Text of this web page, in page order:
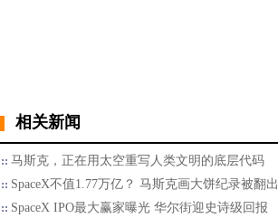
相关新闻
马斯克，正在用太空重写人类文明的底层代码
SpaceX不值1.77万亿？ 马斯克画大饼纪录被翻出
SpaceX IPO最大赢家曝光 华尔街迎史诗级回报